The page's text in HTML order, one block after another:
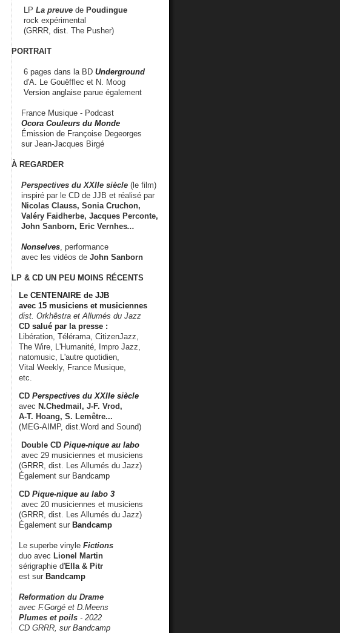
LP La preuve de Poudingue
rock expérimental
(GRRR, dist. The Pusher)
PORTRAIT
6 pages dans la BD Underground
d'A. Le Gouëfflec et N. Moog
Version anglaise parue également
France Musique - Podcast
Ocora Couleurs du Monde
Émission de Françoise Degeorges
sur Jean-Jacques Birgé
À REGARDER
Perspectives du XXIIe siècle (le film)
inspiré par le CD de JJB et réalisé par
Nicolas Clauss, Sonia Cruchon,
Valéry Faidherbe, Jacques Perconte,
John Sanborn, Eric Vernhes...
Nonselves , performance
avec les vidéos de John Sanborn
LP & CD UN PEU MOINS RÉCENTS
Le CENTENAIRE de JJB
avec 15 musiciens et musiciennes
dist. Orkhêstra et Allumés du Jazz
CD salué par la presse :
Libération, Télérama, CitizenJazz,
The Wire, L'Humanité, Impro Jazz,
natomusic, L'autre quotidien,
Vital Weekly, France Musique,
etc.
CD Perspectives du XXIIe siècle
avec N.Chedmail, J-F. Vrod,
A-T. Hoang, S. Lemêtre...
(MEG-AIMP, dist.Word and Sound)
Double CD Pique-nique au labo
avec 29 musiciennes et musiciens
(GRRR, dist. Les Allumés du Jazz)
Également sur Bandcamp
CD Pique-nique au labo 3
avec 20 musiciennes et musiciens
(GRRR, dist. Les Allumés du Jazz)
Également sur Bandcamp
Le superbe vinyle Fictions
duo avec Lionel Martin
sérigraphie d'Ella & Pitr
est sur Bandcamp
Reformation du Drame
avec F.Gorgé et D.Meens
Plumes et poils - 2022
CD GRRR, sur Bandcamp